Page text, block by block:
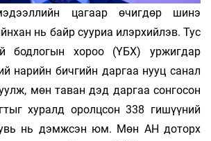
цагаар өчигдөр шинэ
нь байр сууриа илэрхийлэв. Тус
бодлогын хороо (ҮБХ) уржигдар
нарийн бичгийн даргаа нууц санал
мөн таван дэд даргаа сонгосон
хуралд оролцсон 338 гишүүний
нь дэмжсэн юм. Мөн АН доторх